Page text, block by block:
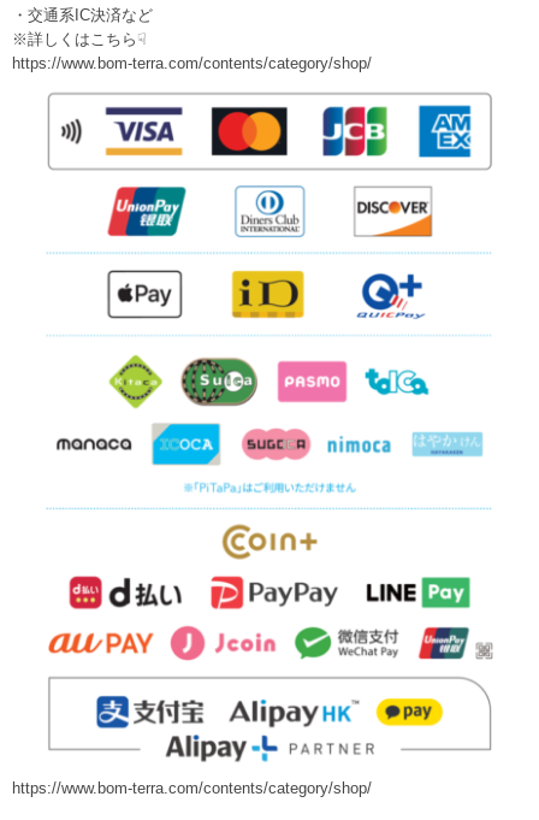
・交通系IC決済など
※詳しくはこちら☟
https://www.bom-terra.com/contents/category/shop/
https://www.bom-terra.com/contents/category/shop/